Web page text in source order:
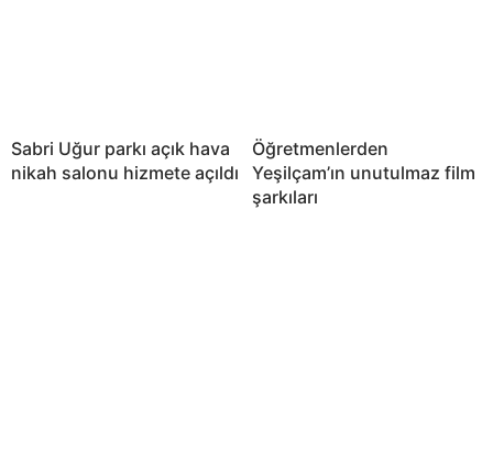
Sabri Uğur parkı açık hava
nikah salonu hizmete açıldı
Öğretmenlerden
Yeşilçam’ın unutulmaz film
şarkıları